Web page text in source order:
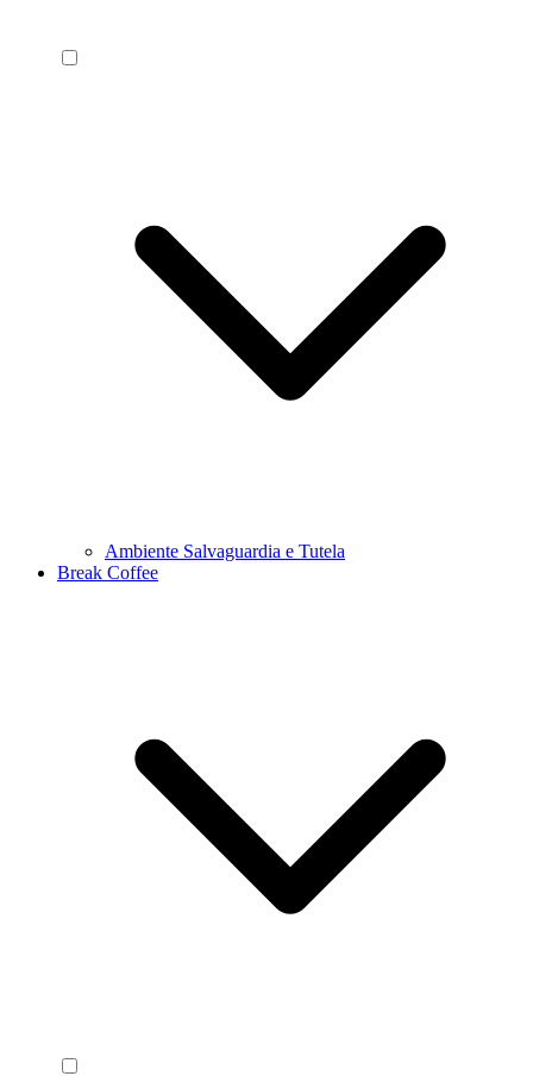
Ambiente Salvaguardia e Tutela
Break Coffee